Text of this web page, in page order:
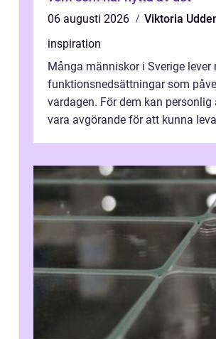
06 augusti 2026
Viktoria
inspiration
Många människor i Sverige lever
funktionsnedsättningar som
vardagen. För dem kan
vara avgörande för att kunna